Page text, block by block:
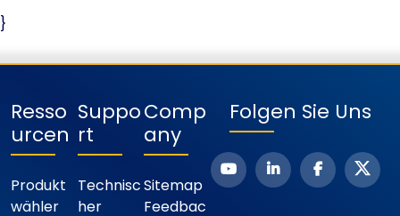
}
Resso
Urcen
Produkt
Wähler
Suppo
Rt
Technisc
Her
Comp
Any
Sitemap
Feedbac
Folgen Sie Uns